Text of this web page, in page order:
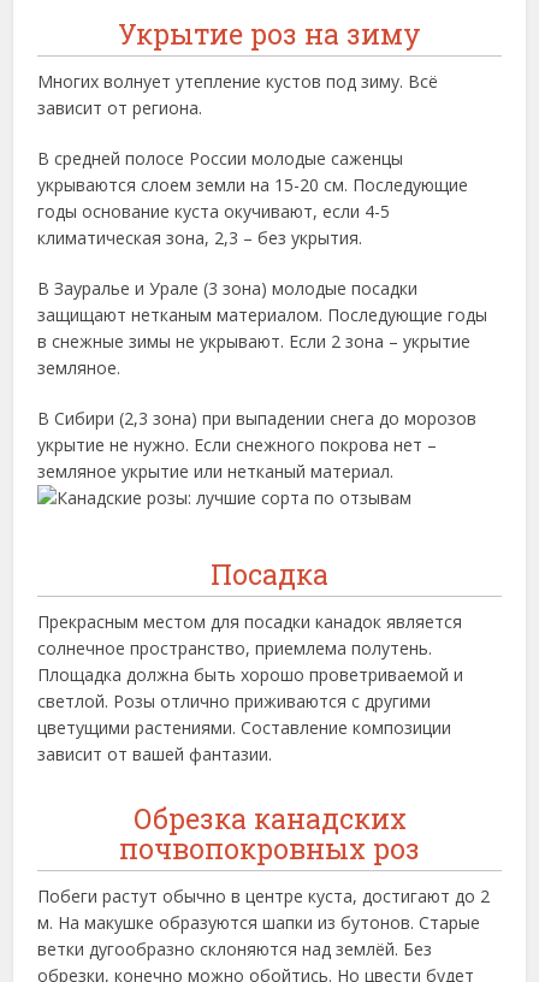
Укрытие роз на зиму
Многих волнует утепление кустов под зиму. Всё
зависит от региона.
В средней полосе России молодые саженцы
укрываются слоем земли на 15-20 см. Последующие
годы основание куста окучивают, если 4-5
климатическая зона, 2,3 – без укрытия.
В Зауралье и Урале (3 зона) молодые посадки
защищают нетканым материалом. Последующие годы
в снежные зимы не укрывают. Если 2 зона – укрытие
земляное.
В Сибири (2,3 зона) при выпадении снега до морозов
укрытие не нужно. Если снежного покрова нет –
земляное укрытие или нетканый материал.
Посадка
Прекрасным местом для посадки канадок является
солнечное пространство, приемлема полутень.
Площадка должна быть хорошо проветриваемой и
светлой. Розы отлично приживаются с другими
цветущими растениями. Составление композиции
зависит от вашей фантазии.
Обрезка канадских
почвопокровных роз
Побеги растут обычно в центре куста, достигают до 2
м. На макушке образуются шапки из бутонов. Старые
ветки дугообразно склоняются над землёй. Без
обрезки, конечно можно обойтись. Но цвести будет